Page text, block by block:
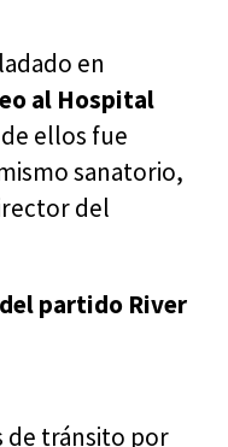
en
al Hospital
ellos fue
sanatorio,
del
partido River
de tránsito por